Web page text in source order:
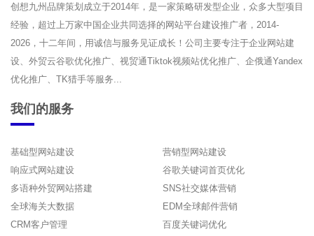
创想九州品牌策划成立于2014年，是一家策略研发型企业，众多大型项目
经验，超过上万家中国企业共同选择的网站平台建设推广者，2014-
2026，十二年间，用诚信与服务见证成长！公司主要专注于企业网站建
设、外贸云谷歌优化推广、视贸通Tiktok视频站优化推广、企俄通Yandex
优化推广、TK猎手等服务...
我们的服务
基础型网站建设
营销型网站建设
响应式网站建设
谷歌关键词首页优化
多语种外贸网站搭建
SNS社交媒体营销
全球海关大数据
EDM全球邮件营销
CRM客户管理
百度关键词优化